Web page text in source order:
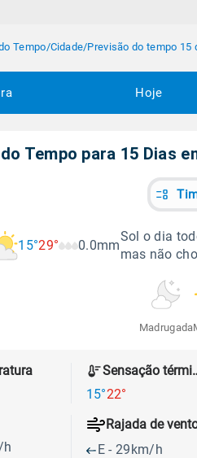
Tempo/Cidade/Previsão do tempo 15
Hoje
Tempo para 15 Dias
15°29° 0.0mm
Sol o dia
mas não
Madrugada
15°22°
h
Rajada de
E - 29km/h